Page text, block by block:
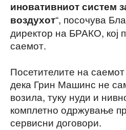
иновативниот систем
воздухот“, посочува
директор на БРАКО, кој
саемот.
Посетителите на
дека Грин Машинс не
возила, туку нуди и
комплетно одржување
сервисни договори.